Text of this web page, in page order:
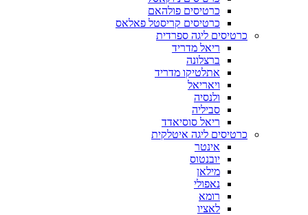
כרטיסים פולהאם
כרטיסים קריסטל פאלאס
כרטיסים ליגה ספרדית
ריאל מדריד
ברצלונה
אתלטיקו מדריד
ויאריאל
ולנסיה
סביליה
ריאל סוסיאדד
כרטיסים ליגה איטלקית
אינטר
יובנטוס
מילאן
נאפולי
רומא
לאציו